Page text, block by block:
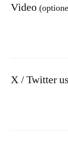
Video
X / Twitter